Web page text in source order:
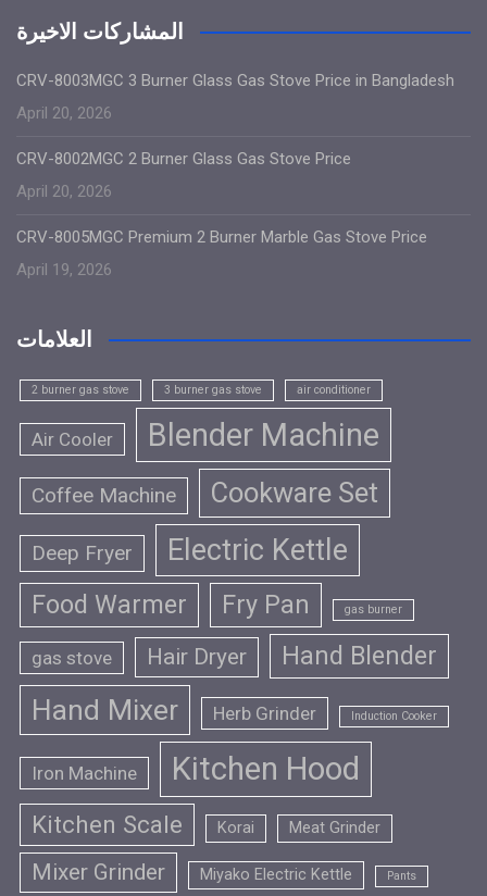
المشاركات الاخيرة
CRV-8003MGC 3 Burner Glass Gas Stove Price in Bangladesh
April 20, 2026
CRV-8002MGC 2 Burner Glass Gas Stove Price
April 20, 2026
CRV-8005MGC Premium 2 Burner Marble Gas Stove Price
April 19, 2026
العلامات
2 burner gas stove 3 burner gas stove air conditioner
Air Cooler Blender Machine
Coffee Machine Cookware Set
Deep Fryer Electric Kettle
Food Warmer Fry Pan gas burner
gas stove Hair Dryer Hand Blender
Hand Mixer Herb Grinder Induction Cooker
Iron Machine Kitchen Hood
Kitchen Scale Korai Meat Grinder
Mixer Grinder Miyako Electric Kettle Pants